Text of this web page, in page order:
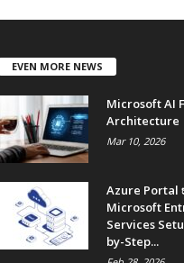
EVEN MORE NEWS
Microsoft AI
Architecture
Mar 10, 2026
Azure
Microsoft
Services
by-Step...